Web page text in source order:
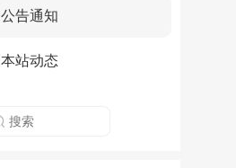
公告通知
本站动态